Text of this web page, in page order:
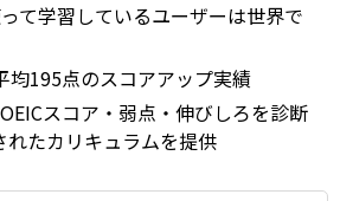
て学習しているユーザーは世界で
均195点のスコアアップ実績
スコア・弱点・伸びしろを診断
れたカリキュラムを提供